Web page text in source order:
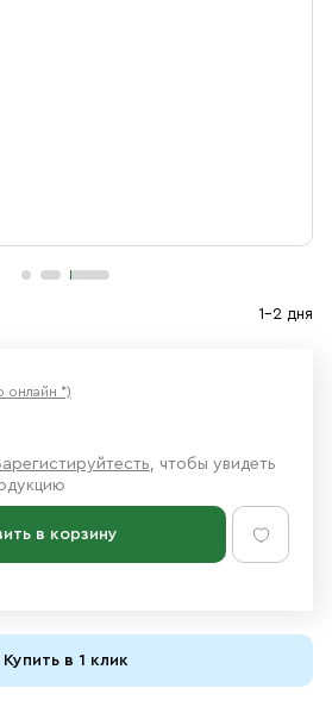
1-2 дня
онлайн *)
, чтобы увидеть
в корзину
Купить в 1 клик